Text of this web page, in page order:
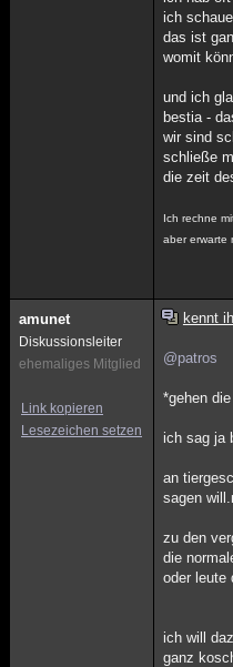
ich
das ist
womit
und ich
bestia -
wir sind
schließe
die zeit
Ich rechne
aber erwarte
amunet
Diskussionsleiter
ehemaliges Mitglied
Link kopieren
Lesezeichen setzen
kennt
@patros
*gehen
ich sag ja
an
sagen
zu den
die
oder leute
ich will
ganz